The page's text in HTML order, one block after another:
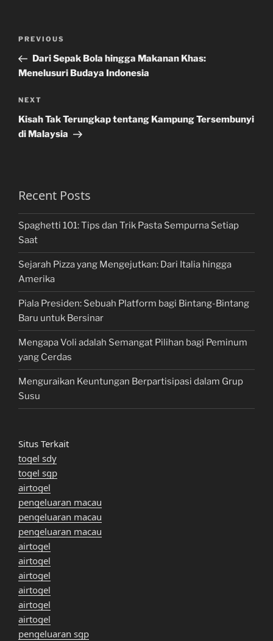
Post
Previous
Post
PREVIOUS
Dari Sepak Bola hingga Makanan Khas:
Menelusuri Budaya Indonesia
Next
Post
NEXT
Kisah Tak Terungkap tentang Kampung Tersembunyi
di Malaysia
Recent Posts
Spaghetti 101: Tips dan Trik Pasta Sempurna Setiap
Saat
Sejarah Pizza yang Mengejutkan: Dari Italia hingga
Amerika
Piala Presiden: Sebuah Platform bagi Bintang-Bintang
Baru untuk Bersinar
Mengapa Voli adalah Semangat Pilihan bagi Peminum
yang Cerdas
Menguraikan Keuntungan Berpartisipasi dalam Grup
Susu
Situs Terkait
togel sdy
togel sgp
airtogel
pengeluaran macau
pengeluaran macau
pengeluaran macau
airtogel
airtogel
airtogel
airtogel
airtogel
airtogel
pengeluaran sgp